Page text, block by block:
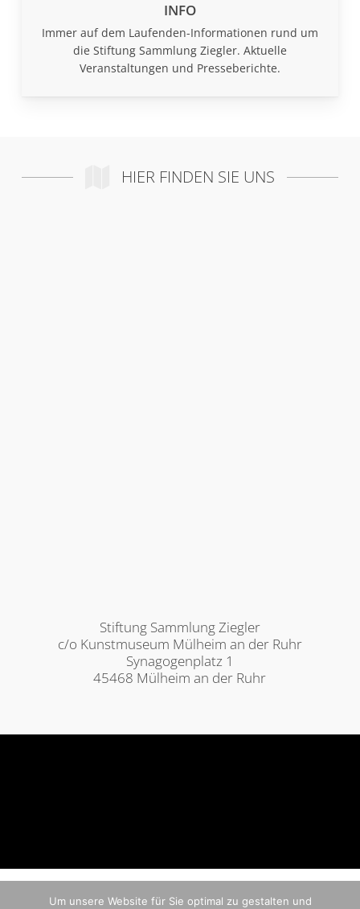
INFO
Immer auf dem Laufenden-Informationen rund um
die Stiftung Sammlung Ziegler. Aktuelle
Veranstaltungen und Presseberichte.
HIER FINDEN SIE UNS
Stiftung Sammlung Ziegler
c/o Kunstmuseum Mülheim an der Ruhr
Synagogenplatz 1
45468 Mülheim an der Ruhr
Um unsere Website für Sie optimal zu gestalten und